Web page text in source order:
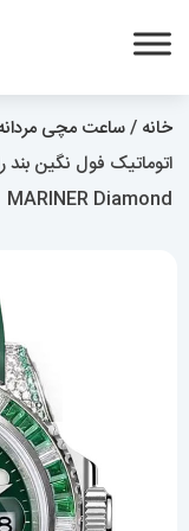
خانه /ساعت مچی
MARINER Diamond